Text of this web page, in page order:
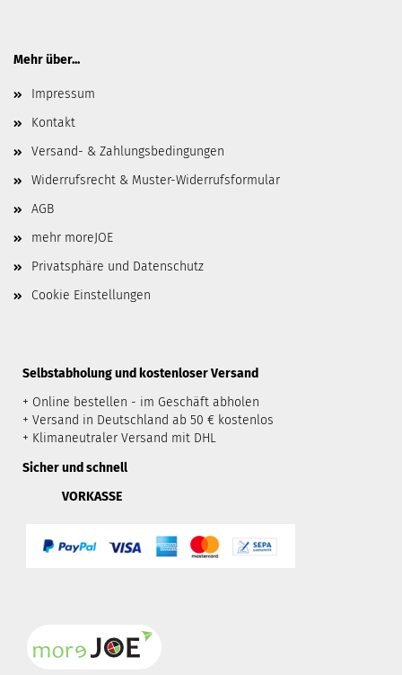
Mehr über...
Impressum
Kontakt
Versand- & Zahlungsbedingungen
Widerrufsrecht & Muster-Widerrufsformular
AGB
mehr moreJOE
Privatsphäre und Datenschutz
Cookie Einstellungen
​Selbstabholung und kostenloser Versand
+ Online bestellen - im Geschäft abholen
+ Versand in Deutschland ab 50 € kostenlos
+ Klimaneutraler Versand mit DHL
Sicher und schnell
VORKASSE